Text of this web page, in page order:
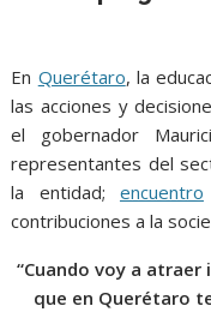
k
En Querétaro, la
las acciones y
el gobernador
representantes del
la entidad; encuentro
contribuciones a la
“Cuando voy a
que en Querétaro